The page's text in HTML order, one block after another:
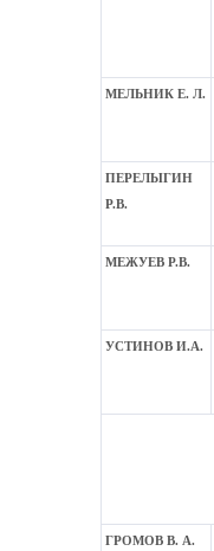
МЕЛЬНИК Е. Л.
ПЕРЕЛЫГИН
Р.В.
МЕЖУЕВ Р.В.
УСТИНОВ И.А.
ГРОМОВ В. А.